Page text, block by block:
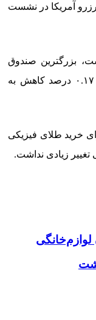
رزرو آمریکا در نشست
بزرگترین صندوق
سرمایه گذاری در بازار طلا روز جمعه با ۰.۱۷ درصد کاهش به
خرید طلای فیزیکی
زیادی نداشت.
لوازم‌خانگی